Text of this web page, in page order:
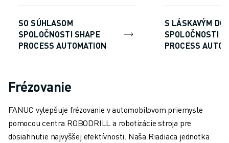
SO SÚHLASOM
SPOLOČNOSTI SHAPE
PROCESS AUTOMATION
S LÁSKAVÝM
SPOLOČNOSTI
PROCESS
Frézovanie
FANUC vylepšuje frézovanie v automobilovom priemysle
pomocou centra ROBODRILL a robotizácie stroja pre
dosiahnutie najvyššej efektívnosti. Naša Riadiaca jednotka